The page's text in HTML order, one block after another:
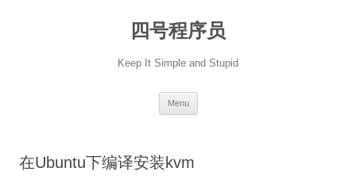
四号程序员
Keep It Simple and Stupid
Menu
在Ubuntu下编译安装kvm